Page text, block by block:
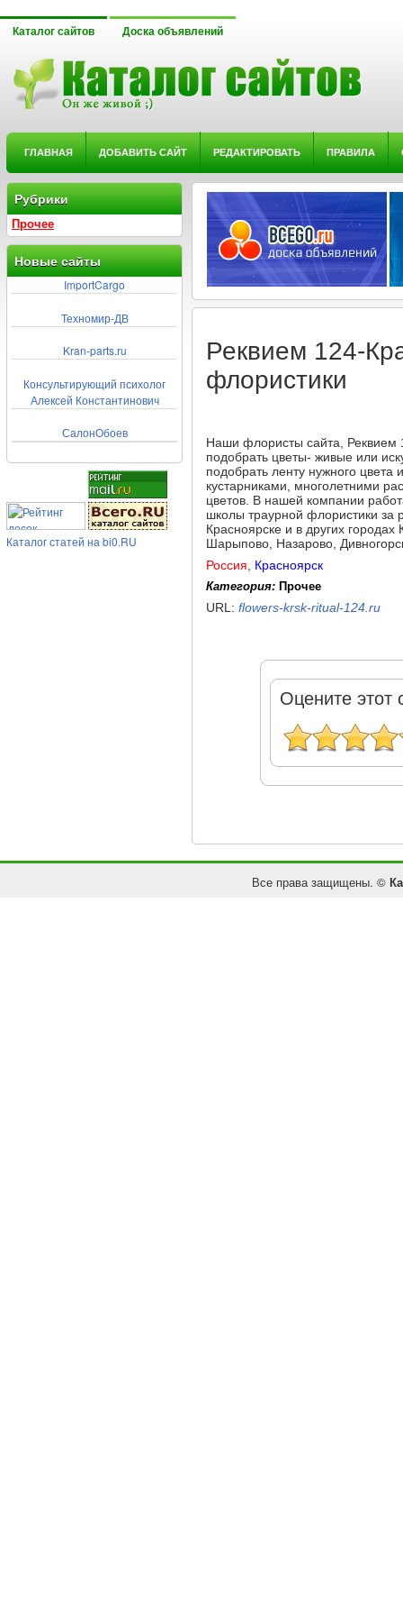
Каталог сайтов Доска объявлений
ГЛАВНАЯ ДОБАВИТЬ САЙТ РЕДАКТИРОВАТЬ ПРАВИЛА
Рубрики
Прочее
Новые сайты
ImportCargo
Техномир-ДВ
Kran-parts.ru
Консультирующий психолог
Алексей Константинович
СалонОбоев
Каталог статей на bi0.RU
Реквием 124-
флористики
Наши флористы сайта, Реквием
подобрать цветы- живые или
подобрать ленту нужного
кустарниками, многолетними
цветов. В нашей компании
школы траурной флористики
Красноярске и в других
Шарыпово, Назарово,
Россия
Красноярск
Категория: Прочее
URL: flowers-krsk-ritual-124.ru
Оцените этот
Все права защищены. ©